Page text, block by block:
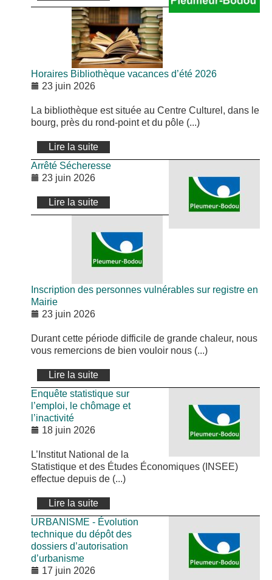
Horaires Bibliothèque vacances d’été 2026
23 juin 2026
La bibliothèque est située au Centre Culturel, dans le
bourg, près du rond-point et du pôle (...)
Lire la suite
Arrêté Sécheresse
23 juin 2026
Lire la suite
Inscription des personnes vulnérables sur registre en
Mairie
23 juin 2026
Durant cette période difficile de grande chaleur, nous
vous remercions de bien vouloir nous (...)
Lire la suite
Enquête statistique sur
l’emploi, le chômage et
l’inactivité
18 juin 2026
L’Institut National de la
Statistique et des Études Économiques (INSEE)
effectue depuis de (...)
Lire la suite
URBANISME - Évolution
technique du dépôt des
dossiers d’autorisation
d’urbanisme
17 juin 2026